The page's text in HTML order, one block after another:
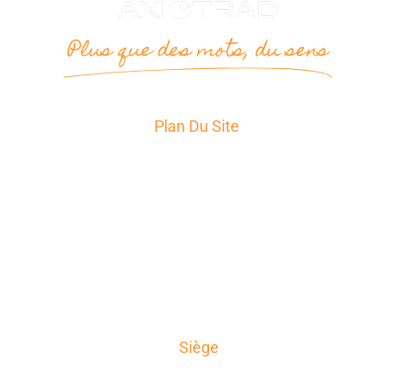
Plus que des mots, du sens
Plan Du Site
Siège